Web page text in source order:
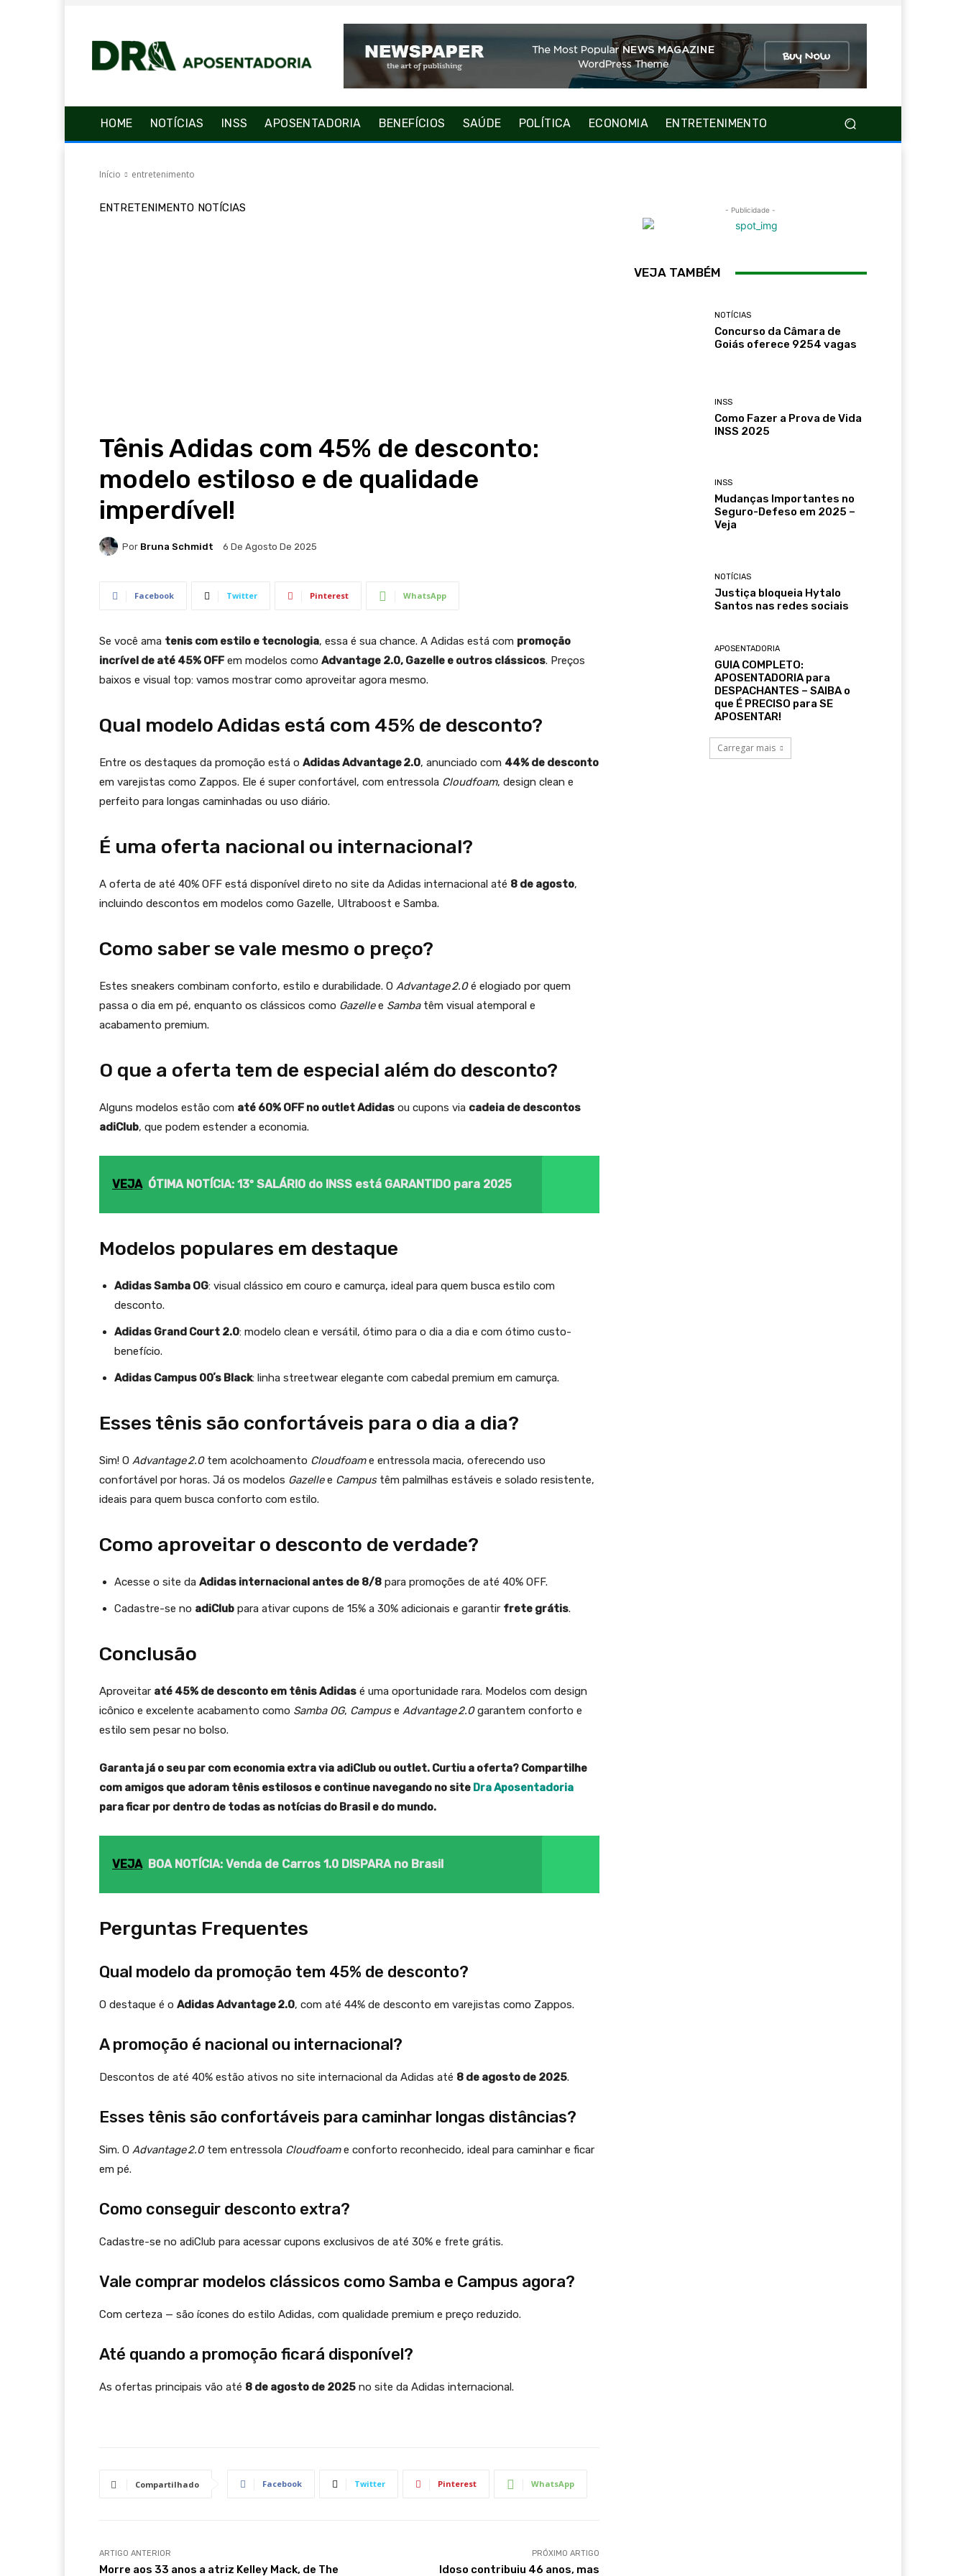
HOME NOTÍCIAS INSS APOSENTADORIA BENEFÍCIOS SAÚDE POLÍTICA ECONOMIA ENTRETENIMENTO
Início entretenimento
ENTRETENIMENTO NOTÍCIAS
Tênis Adidas com 45% de desconto:
modelo estiloso e de qualidade
imperdível!
Por Bruna Schmidt 6 De Agosto De 2025
Facebook Twitter Pinterest WhatsApp
Se você ama tenis com estilo e tecnologia, essa é sua chance. A Adidas está com promoção
incrível de até 45% OFFem modelos como Advantage 2.0, Gazelle e outros clássicos. Preços
baixos e visual top: vamos mostrar como aproveitar agora mesmo.
Qual modelo Adidas está com 45% de desconto?
Entre os destaques da promoção está o Adidas Advantage 2.0, anunciado com 44% de desconto
em varejistas como Zappos. Ele é super confortável, com entressola Cloudfoam, design clean e
perfeito para longas caminhadas ou uso diário.
É uma oferta nacional ou internacional?
A oferta de até 40% OFF está disponível direto no site da Adidas internacional até 8 de agosto,
incluindo descontos em modelos como Gazelle, Ultraboost e Samba.
Como saber se vale mesmo o preço?
Estes sneakers combinam conforto, estilo e durabilidade. O Advantage 2.0é elogiado por quem
passa o dia em pé, enquanto os clássicos como Gazellee Sambatêm visual atemporal e
acabamento premium.
O que a oferta tem de especial além do desconto?
Alguns modelos estão com até 60% OFF no outlet Adidas ou cupons via cadeia de descontos
adiClub, que podem estender a economia.
VEJA ÓTIMA NOTÍCIA: 13º SALÁRIO do INSS está GARANTIDO para 2025
Modelos populares em destaque
Adidas Samba OG: visual clássico em couro e camurça, ideal para quem busca estilo com
desconto.
Adidas Grand Court 2.0: modelo clean e versátil, ótimo para o dia a dia e com ótimo custo-
benefício.
Adidas Campus 00ʼs Black: linha streetwear elegante com cabedal premium em camurça.
Esses tênis são confortáveis para o dia a dia?
Sim! O Advantage 2.0tem acolchoamento Cloudfoame entressola macia, oferecendo uso
confortável por horas. Já os modelos Gazellee Campustêm palmilhas estáveis e solado resistente,
ideais para quem busca conforto com estilo.
Como aproveitar o desconto de verdade?
Acesse o site da Adidas internacional antes de 8/8 para promoções de até 40% OFF.
Cadastre-se no adiClub para ativar cupons de 15% a 30% adicionais e garantir frete grátis.
Conclusão
Aproveitar até 45% de desconto em tênis Adidas é uma oportunidade rara. Modelos com design
icônico e excelente acabamento como Samba OG, Campuse Advantage 2.0garantem conforto e
estilo sem pesar no bolso.
Garanta já o seu par com economia extra via adiClub ou outlet. Curtiu a oferta? Compartilhe
com amigos que adoram tênis estilosos e continue navegando no site Dra Aposentadoria
para ficar por dentro de todas as notícias do Brasil e do mundo.
VEJA BOA NOTÍCIA: Venda de Carros 1.0 DISPARA no Brasil
Perguntas Frequentes
Qual modelo da promoção tem 45% de desconto?
O destaque é o Adidas Advantage 2.0, com até 44% de desconto em varejistas como Zappos.
A promoção é nacional ou internacional?
Descontos de até 40% estão ativos no site internacional da Adidas até 8 de agosto de 2025.
Esses tênis são confortáveis para caminhar longas distâncias?
Sim. O Advantage 2.0tem entressola Cloudfoame conforto reconhecido, ideal para caminhar e ficar
em pé.
Como conseguir desconto extra?
Cadastre-se no adiClub para acessar cupons exclusivos de até 30% e frete grátis.
Vale comprar modelos clássicos como Samba e Campus agora?
Com certeza — são ícones do estilo Adidas, com qualidade premium e preço reduzido.
Até quando a promoção ficará disponível?
As ofertas principais vão até 8 de agosto de 2025 no site da Adidas internacional.
Compartilhado Facebook Twitter Pinterest WhatsApp
ARTIGO ANTERIOR
Morre aos 33 anos a atriz Kelley Mack, de The
PRÓXIMO ARTIGO
Idoso contribuiu 46 anos, mas
- Publicidade -
VEJA TAMBÉM
NOTÍCIAS
Concurso da Câmara de
Goiás oferece 9254 vagas
INSS
Como Fazer a Prova de Vida
INSS 2025
INSS
Mudanças Importantes no
Seguro-Defeso em 2025 –
Veja
NOTÍCIAS
Justiça bloqueia Hytalo
Santos nas redes sociais
APOSENTADORIA
GUIA COMPLETO:
APOSENTADORIA para
DESPACHANTES – SAIBA o
que É PRECISO para SE
APOSENTAR!
Carregar mais